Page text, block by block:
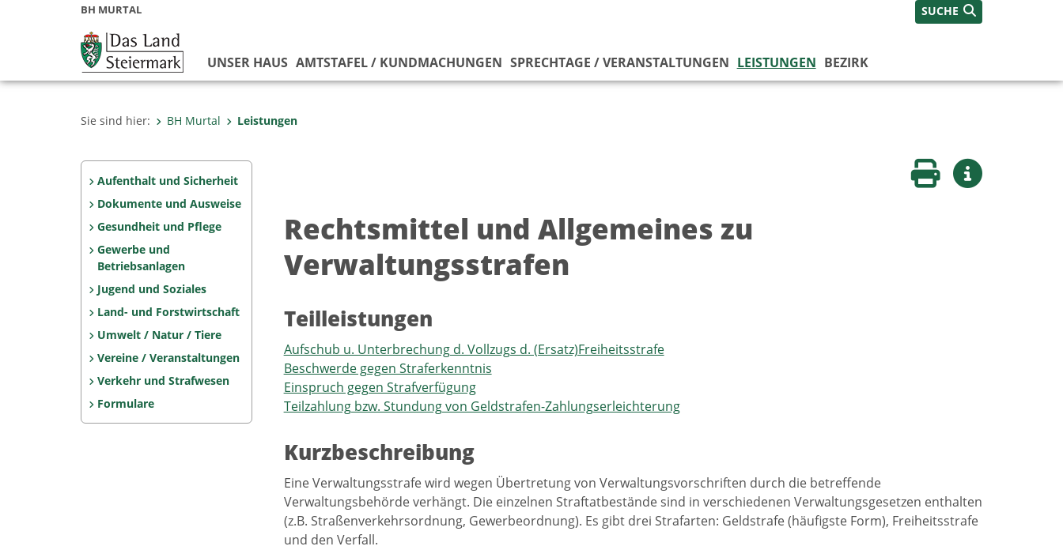
BH MURTAL SUCHE
UNSER HAUS AMTSTAFEL / KUNDMACHUNGEN SPRECHTAGE / VERANSTALTUNGEN LEISTUNGEN BEZIRK
Sie sind hier: BH Murtal Leistungen
Aufenthalt und Sicherheit
Dokumente und Ausweise
Gesundheit und Pflege
Gewerbe und
Betriebsanlagen
Jugend und Soziales
Land- und Forstwirtschaft
Umwelt / Natur / Tiere
Vereine / Veranstaltungen
Verkehr und Strafwesen
Formulare
Seite druckenWeitere Infos
Rechtsmittel und Allgemeines zu
Verwaltungsstrafen
Teilleistungen
Aufschub u. Unterbrechung d. Vollzugs d. (Ersatz)Freiheitsstrafe
Beschwerde gegen Straferkenntnis
Einspruch gegen Strafverfügung
Teilzahlung bzw. Stundung von Geldstrafen-Zahlungserleichterung
Kurzbeschreibung
Eine Verwaltungsstrafe wird wegen Übertretung von Verwaltungsvorschriften durch die betreffende
Verwaltungsbehörde verhängt. Die einzelnen Straftatbestände sind in verschiedenen Verwaltungsgesetzen enthalten
(z.B. Straßenverkehrsordnung, Gewerbeordnung). Es gibt drei Strafarten: Geldstrafe (häufigste Form), Freiheitsstrafe
und den Verfall.